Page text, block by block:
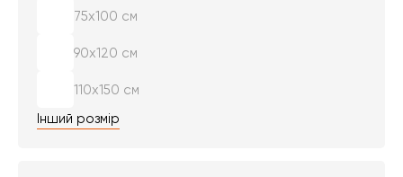
75х100 см
90х120 см
110х150 см
Інший розмір